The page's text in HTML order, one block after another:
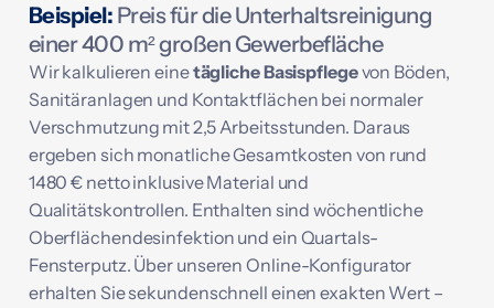
Beispiel: Preis für die Unterhaltsreinigung
einer 400 m² großen Gewerbefläche
Wir kalkulieren einetägliche Basispflegevon Böden,
Sanitäranlagen und Kontaktflächen bei normaler
Verschmutzung mit 2,5 Arbeitsstunden. Daraus
ergeben sich monatliche Gesamtkosten von rund
1480 € netto inklusive Material und
Qualitätskontrollen. Enthalten sind wöchentliche
Oberflächendesinfektion und ein Quartals-
Fensterputz. Über unseren Online-Konfigurator
erhalten Sie sekundenschnell einen exakten Wert –